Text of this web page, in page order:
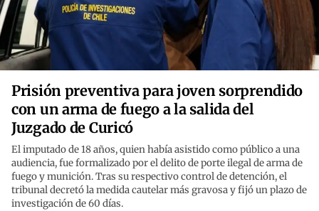
Prisión preventiva para joven sorprendido
con un arma de fuego a la salida del
Juzgado de Curicó
El imputado de 18 años, quien había asistido como público a una
audiencia, fue formalizado por el delito de porte ilegal de arma de
fuego y munición. Tras su respectivo control de detención, el
tribunal decretó la medida cautelar más gravosa y fijó un plazo de
investigación de 60 días.